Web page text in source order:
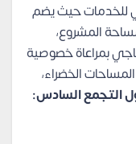
للخدمات حيث يضم
مساحة المشروع،
بمراعاة خصوصية
الخضراء،
التجمع السادس: